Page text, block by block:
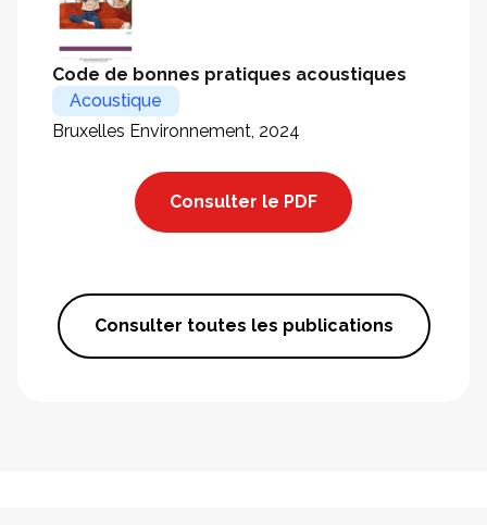
Code de bonnes pratiques acoustiques
Acoustique
Bruxelles Environnement, 2024
Consulter le PDF
Consulter toutes les publications